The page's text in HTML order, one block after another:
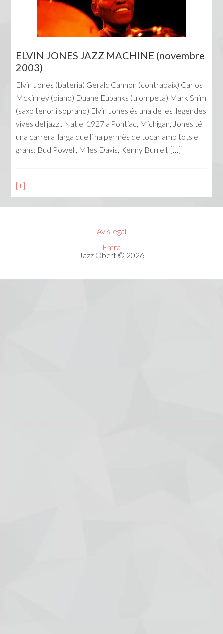
ELVIN JONES JAZZ MACHINE (novembre
2003)
Elvin Jones (bateria) Gerald Cannon (contrabaix) Carlos
Mckinney (piano) Duane Eubanks (trompeta) Mark Shim
(saxo tenor i soprano) Elvin Jones és una de les llegendes
vives del jazz.. Nat el 1927 a Pontiac, Michigan, Jones té
una carrera llarga que li ha permès de tocar amb tots el
grans: Bud Powell, Miles Davis, Kenny Burrell, […]
[+]
Avís legal
Entra
Jazz Obert © 2026